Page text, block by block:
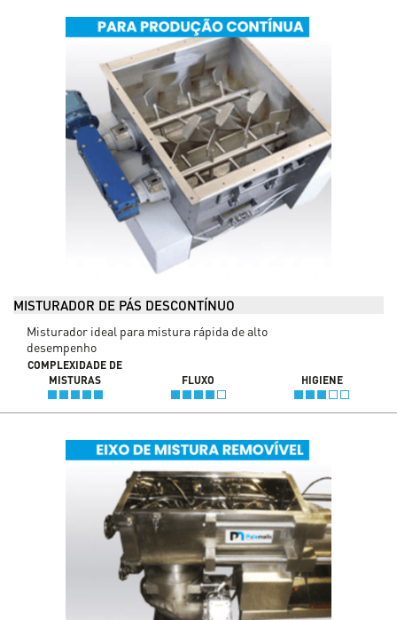
MISTURADOR DE PÁS DESCONTÍNUO
Misturador ideal para mistura rápida de alto
desempenho
COMPLEXIDADE DE
MISTURAS
FLUXO HIGIENE